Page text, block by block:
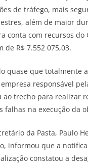
de tráfego, mais
além de maior
conta com recursos do
de R$ 7.552 075,03.
quase que totalmente a
responsável
trecho para realizar
falhas na execução da
da Pasta, Paulo
informou que a
constatou a